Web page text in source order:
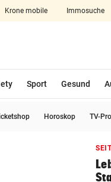
Krone mobile Immosuche
Sport Gesund
Horoskop TV-